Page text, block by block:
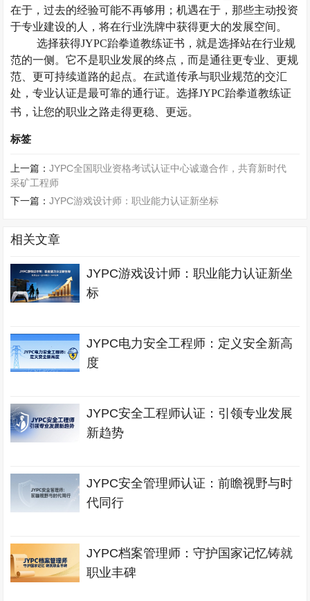
在于，过去的经验可能不再够用；机遇在于，那些主动投资
于专业建设的人，将在行业洗牌中获得更大的发展空间。
选择获得JYPC跆拳道教练证书，就是选择站在行业规
范的一侧。它不是职业发展的终点，而是通往更专业、更规
范、更可持续道路的起点。在武道传承与职业规范的交汇
处，专业认证是最可靠的通行证。选择JYPC跆拳道教练证
书，让您的职业之路走得更稳、更远。
标签
上一篇：JYPC全国职业资格考试认证中心诚邀合作，共育新时代
采矿工程师
下一篇：JYPC游戏设计师：职业能力认证新坐标
相关文章
JYPC游戏设计师：职业能力认证新坐
标
JYPC电力安全工程师：定义安全新高
度
JYPC安全工程师认证：引领专业发展
新趋势
JYPC安全管理师认证：前瞻视野与时
代同行
JYPC档案管理师：守护国家记忆铸就
职业丰碑